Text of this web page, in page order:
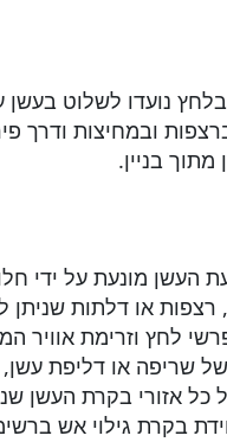
בלחץ נועדו לשלוט
ובמחיצות ודרך
בניין.
העשן מונעת על ידי
רצפות או דלתות
לחץ וזרימת אוויר
או דליפת עשן,
כל אזורי בקרת העשן